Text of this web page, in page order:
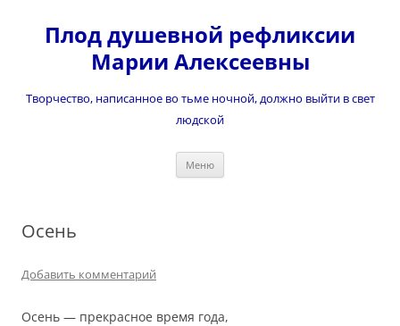
содержимому
Плод душевной рефликсии
Марии Алексеевны
Творчество, написанное во тьме ночной, должно выйти в свет
людской
Меню
Осень
Добавить комментарий
Осень — прекрасное время года,